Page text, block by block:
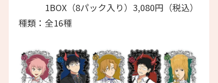
1BOX（8パック入り）3,080円（税込）
種類：全16種